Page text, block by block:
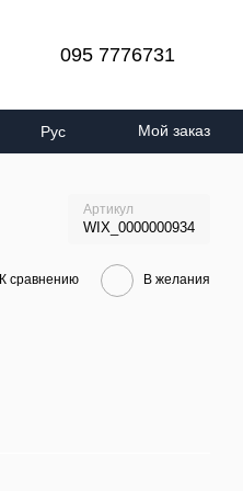
095 7776731
Рус Мой заказ
Артикул
WIX_0000000934
К сравнению В желания